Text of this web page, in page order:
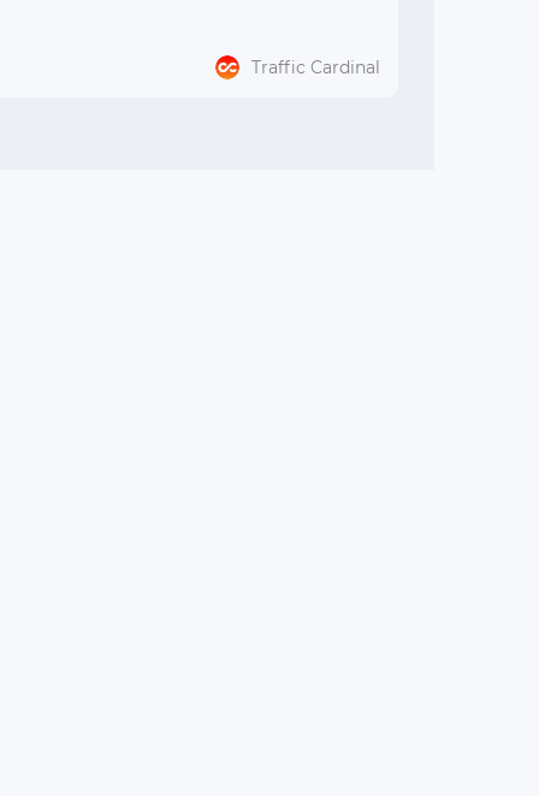
Traffic Cardinal